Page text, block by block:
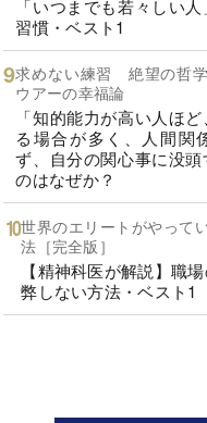
「いつまでも若々しい
習慣・ベスト1
求めない練習 絶望の哲
ウアーの幸福論
「知的能力が高い人ほ
る場合が多く、人間関
ず、自分の関心事に没頭
のはなぜか？
世界のエリートがやって
法［完全版］
【精神科医が解説】職
弊しない方法・ベスト1